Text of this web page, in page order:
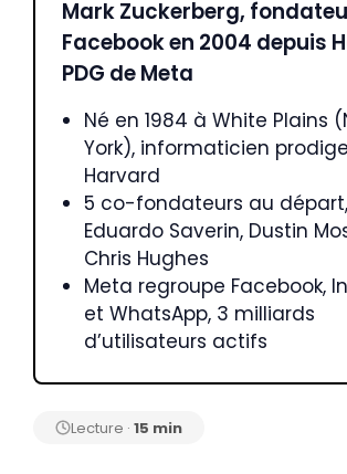
Mark Zuckerberg,
Facebook en 2004 depuis
PDG de Meta
Né en 1984 à White Plains
York), informaticien
Harvard
5 co-fondateurs au
Eduardo Saverin, Dustin
Chris Hughes
Meta regroupe Facebook,
et WhatsApp, 3 milliards
d’utilisateurs actifs
Lecture · 15 min